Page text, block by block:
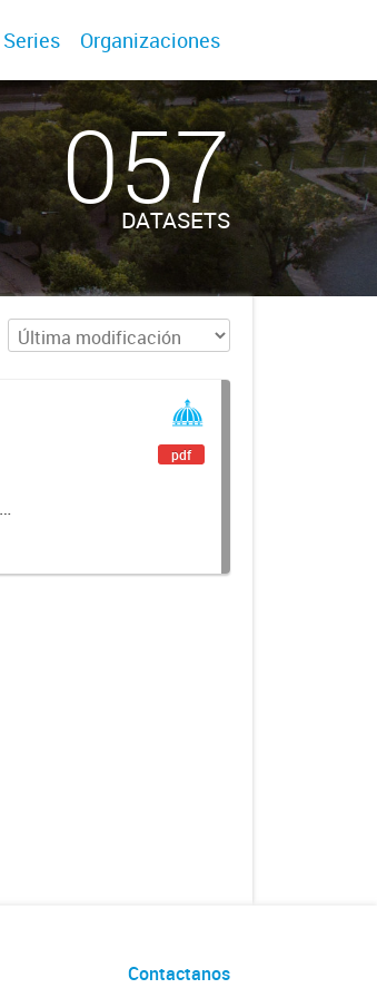
Series Organizaciones
057
DATASETS
pdf
Contactanos